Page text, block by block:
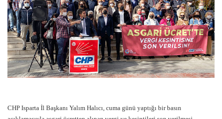
CHP Isparta İl Başkanı Yalım Halıcı, cuma günü yaptığı bir basın